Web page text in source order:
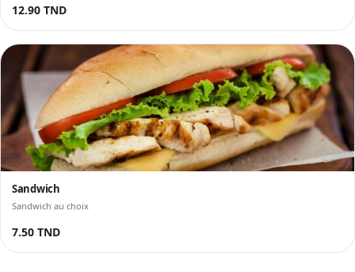
12.90 TND
Sandwich
Sandwich au choix
7.50 TND